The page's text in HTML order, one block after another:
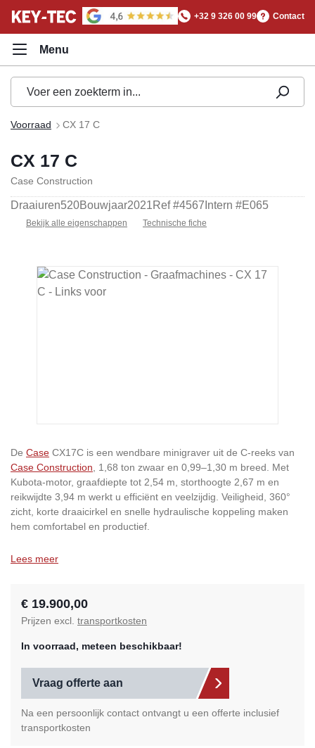
+32 9 326 00 99 Contact
Voorraad CX 17 C
CX 17 C
Case Construction
Draaiuren520Bouwjaar2021Ref #4567 Intern #E065
Bekijk alle eigenschappen Technische fiche
Afbeeldingengalerij overslaan
De Case CX17C is een wendbare minigraver uit de C-reeks van
Case Construction, 1,68 ton zwaar en 0,99–1,30 m breed. Met
Kubota-motor, graafdiepte tot 2,54 m, storthoogte 2,67 m en
reikwijdte 3,94 m werkt u efficiënt en veelzijdig. Veiligheid, 360°
zicht, korte draaicirkel en snelle hydraulische koppeling maken
hem comfortabel en productief.
Lees meer
€ 19.900,00
Prijzen excl. transportkosten
In voorraad, meteen beschikbaar!
Vraag offerte aan
Na een persoonlijk contact ontvangt u een offerte inclusief
transportkosten